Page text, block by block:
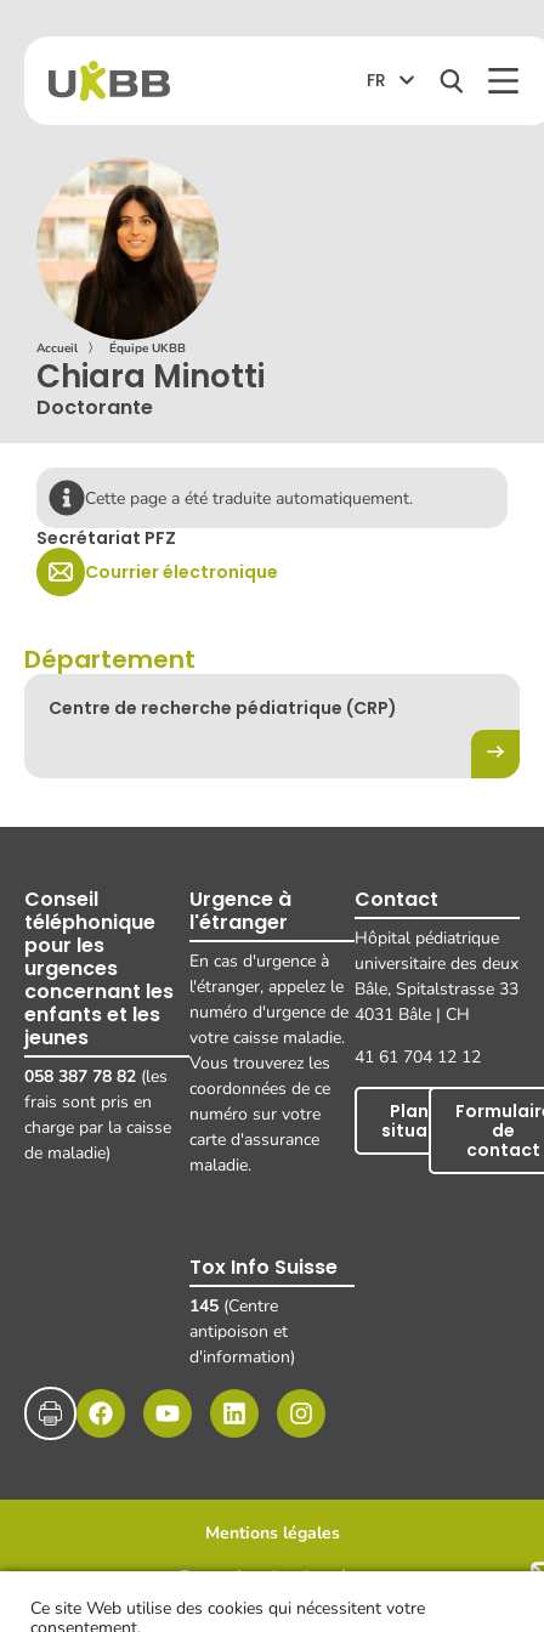
FR
Accueil 〉 Équipe UKBB
Chiara Minotti
Doctorante
Cette page a été traduite automatiquement.
Secrétariat PFZ
Courrier électronique
Département
Centre de recherche pédiatrique (CRP)
Conseil
téléphonique
pour les
urgences
concernant les
enfants et les
jeunes
058 387 78 82 (les
frais sont pris en
charge par la caisse
de maladie)
Urgence à
l'étranger
En cas d'urgence à
l'étranger, appelez le
numéro d'urgence de
votre caisse maladie.
Vous trouverez les
coordonnées de ce
numéro sur votre
carte d'assurance
maladie.
Tox Info Suisse
145 (Centre
antipoison et
d'information)
Contact
Hôpital pédiatrique
universitaire des deux
Bâle, Spitalstrasse 33
4031 Bâle | CH
41 61 704 12 12
Plan de
situation
de
contact
Mentions légales
Protection des données
Disclaimer et clause de non-responsabilité